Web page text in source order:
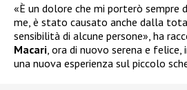
«È un dolore che mi porterò sempre
me, è stato causato anche dalla
sensibilità di alcune persone», ha
Macari , ora di nuovo serena e
una nuova esperienza sul piccolo